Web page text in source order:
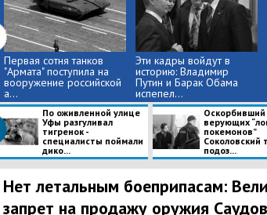
Первая сотня танков
"Армата" поступила на
вооружение российской
а...
Эти кадры войдут в
историю: Владимир
Путин и Барак Обама
испепел...
По оживленной улице
Уфы разгуливал
тигренок -
специалисты поймали
дико...
Оскорбивший
верующих
покемонов”
Соколовский
подоз...
Нет летальным боеприпасам:
запрет на продажу оружия